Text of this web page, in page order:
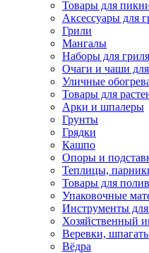
Товары для
Аксессуары для
Грили
Мангалы
Наборы для гриля
Очаги и чаши для
Уличные
Товары для
Арки и шпалеры
Грунты
Грядки
Кашпо
Опоры и
Теплицы,
Товары для
Упаковочные
Инструменты
Хозяйственный
Веревки,
Вёдра